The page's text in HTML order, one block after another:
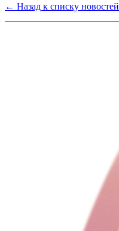
← Назад к списку новостей